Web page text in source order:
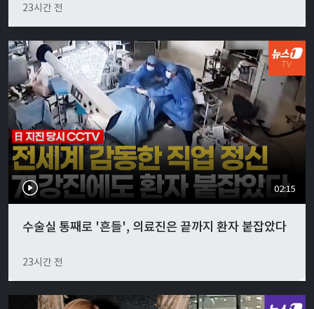
23시간 전
02:15
수술실 통째로 '흔들', 의료진은 끝까지 환자 붙잡았다
23시간 전